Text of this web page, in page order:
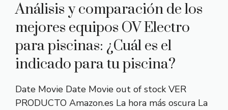
Análisis y comparación de los
mejores equipos OV Electro
para piscinas: ¿Cuál es el
indicado para tu piscina?
Date Movie Date Movie out of stock VER
PRODUCTO Amazon.es La hora más oscura La